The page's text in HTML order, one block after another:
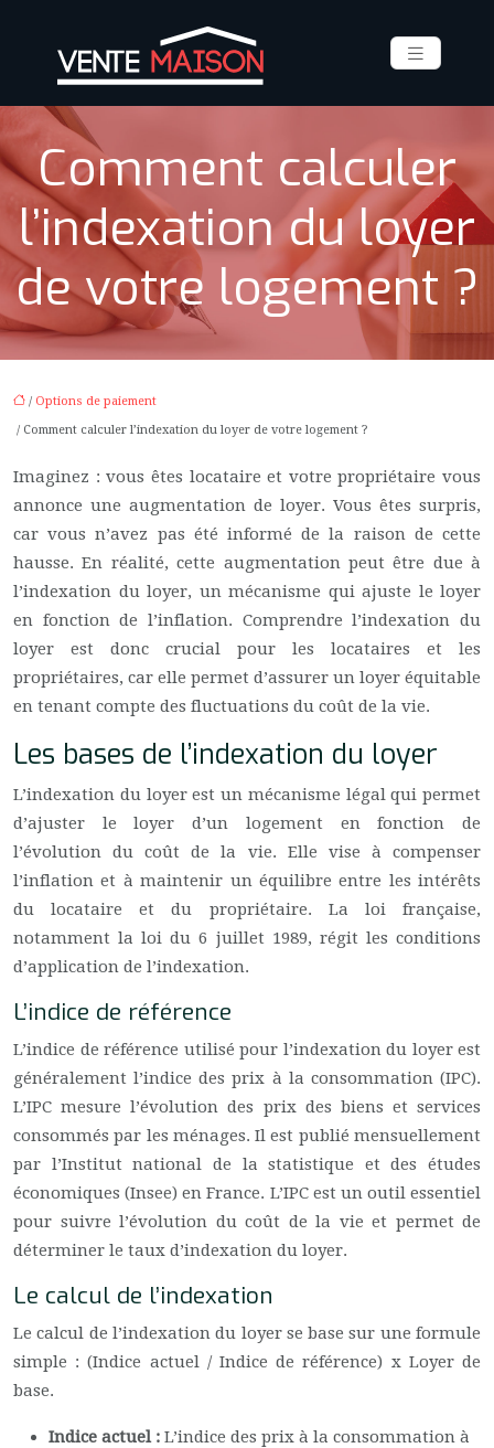
Comment calculer
l’indexation du loyer
de votre logement ?
/ Options de paiement
/ Comment calculer l’indexation du loyer de votre logement ?
Imaginez : vous êtes locataire et votre propriétaire vous
annonce une augmentation de loyer. Vous êtes surpris,
car vous n’avez pas été informé de la raison de cette
hausse. En réalité, cette augmentation peut être due à
l’indexation du loyer, un mécanisme qui ajuste le loyer
en fonction de l’inflation. Comprendre l’indexation du
loyer est donc crucial pour les locataires et les
propriétaires, car elle permet d’assurer un loyer équitable
en tenant compte des fluctuations du coût de la vie.
Les bases de l’indexation du loyer
L’indexation du loyer est un mécanisme légal qui permet
d’ajuster le loyer d’un logement en fonction de
l’évolution du coût de la vie. Elle vise à compenser
l’inflation et à maintenir un équilibre entre les intérêts
du locataire et du propriétaire. La loi française,
notamment la loi du 6 juillet 1989, régit les conditions
d’application de l’indexation.
L’indice de référence
L’indice de référence utilisé pour l’indexation du loyer est
généralement l’indice des prix à la consommation (IPC).
L’IPC mesure l’évolution des prix des biens et services
consommés par les ménages. Il est publié mensuellement
par l’Institut national de la statistique et des études
économiques (Insee) en France. L’IPC est un outil essentiel
pour suivre l’évolution du coût de la vie et permet de
déterminer le taux d’indexation du loyer.
Le calcul de l’indexation
Le calcul de l’indexation du loyer se base sur une formule
simple : (Indice actuel / Indice de référence) x Loyer de
base.
Indice actuel : L’indice des prix à la consommation à